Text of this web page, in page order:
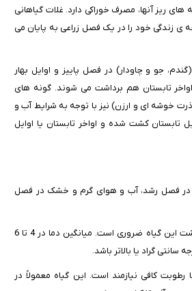
ریز آنها، مصرف خوراکی دارد. غلات گیاهانی
ی زندگی خود را در یک فصل زراعی به پایان می
جو و چاودار) در فصل پاییز و اوایل بهار
تابستان هم برداشت می شوند. گونه های
خوشه ای و ارزن) نیز با توجه به شرایط آب و
تابستان کشت شده و اواخر تابستان یا اوایل
فصل رشد، آب و هوای گرم و خشک در فصل
برنج: آبیاری و بارندگی در کشت این گیاه ضروری است. میانگین دما در 4 تا 6
کافی نیازمند است. این گیاه معمولاً در